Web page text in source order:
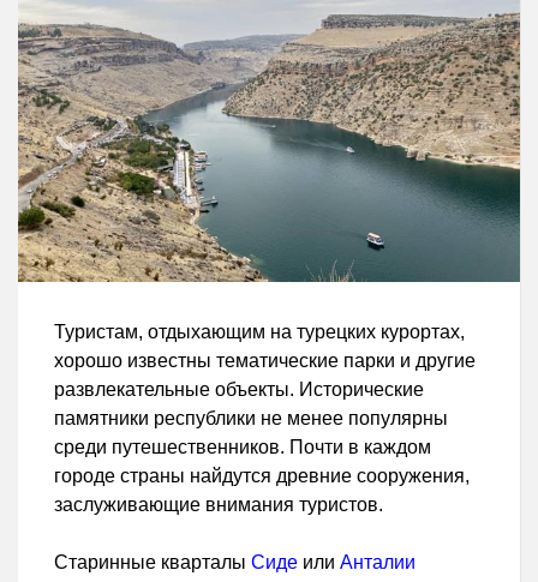
Туристам, отдыхающим на турецких курортах,
хорошо известны тематические парки и другие
развлекательные объекты. Исторические
памятники республики не менее популярны
среди путешественников. Почти в каждом
городе страны найдутся древние сооружения,
заслуживающие внимания туристов.
Старинные кварталы Сиде или Анталии